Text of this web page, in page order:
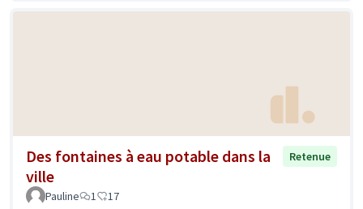
Des fontaines à eau potable dans la
ville
Retenue
Pauline 1 17